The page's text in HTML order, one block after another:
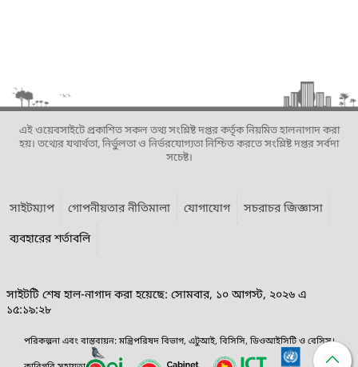
এই ওয়েবসাইটে প্রকাশিত সকল তথ্য সংশ্লিষ্ট দপ্তর কর্তৃক নিয়মিত হালনাগাদ করা
হয়। তথ্যের যথার্থতা, নির্ভুলতা ও নির্ভরযোগ্যতা নিশ্চিত করতে সংশ্লিষ্ট দপ্তর সর্বদা
সচেষ্ট।
সাইটম্যাপ গোপনীয়তার নীতিমালা যোগাযোগ
সচরাচর জিজ্ঞাসা
ব্যবহারের শর্তাবলি
সাইটটি শেষ হাল-নাগাদ করা হয়েছে: সোমবার, ১০ আগস্ট, ২০২৬ এ
১৫:১৯:২৮
পরিকল্পনা এবং বাস্তবায়ন: মন্ত্রিপরিষদ বিভাগ, এটুআই, বিসিসি, ডিওআইসিটি ও বেসিস।